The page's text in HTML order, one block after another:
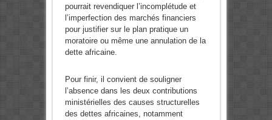
pourrait revendiquer l’incomplétude et
l’imperfection des marchés financiers
pour justifier sur le plan pratique un
moratoire ou même une annulation de la
dette africaine.
Pour finir, il convient de souligner
l’absence dans les deux contributions
ministérielles des causes structurelles
des dettes africaines, notamment